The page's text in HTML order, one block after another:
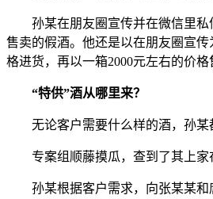
孙某在朋友圈宣传并在微信里
售卖的假酒。他还是以在朋友圈宣
格进货，再以一箱2000元左右的价
“特供”酒从哪里来？
无论客户需要什么样的酒，孙某
专案组顺藤摸瓜，查到了其上
孙某根据客户需求，向张某某